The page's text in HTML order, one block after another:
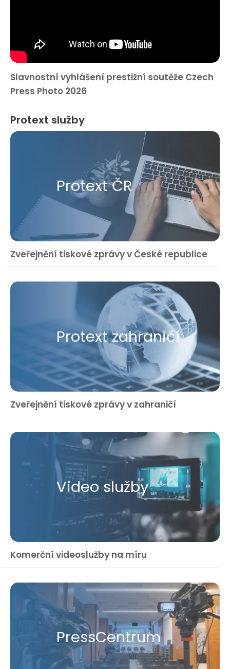
Slavnostní vyhlášení prestižní soutěže Czech
Press Photo 2026
Protext služby
Protext ČR
Zveřejnění tiskové zprávy v České republice
Protext zahraničí
Zveřejnění tiskové zprávy v zahraničí
Video služby
Komerční videoslužby na míru
Press​Centrum